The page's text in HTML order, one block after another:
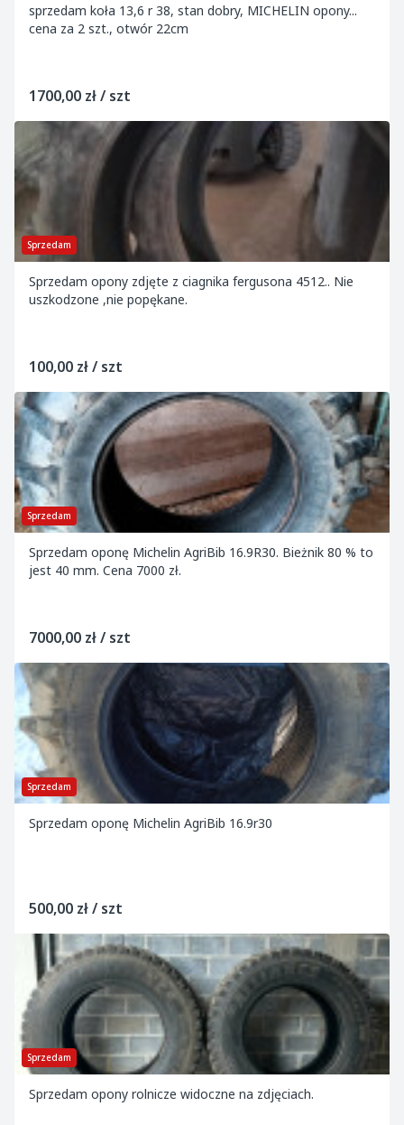
sprzedam koła 13,6 r 38, stan dobry, MICHELIN opony...
cena za 2 szt., otwór 22cm
1700,00 zł / szt
Sprzedam
Sprzedam opony zdjęte z ciagnika fergusona 4512.. Nie
uszkodzone ,nie popękane.
100,00 zł / szt
Sprzedam
Sprzedam oponę Michelin AgriBib 16.9R30. Bieżnik 80 % to
jest 40 mm. Cena 7000 zł.
7000,00 zł / szt
Sprzedam
Sprzedam oponę Michelin AgriBib 16.9r30
500,00 zł / szt
Sprzedam
Sprzedam opony rolnicze widoczne na zdjęciach.